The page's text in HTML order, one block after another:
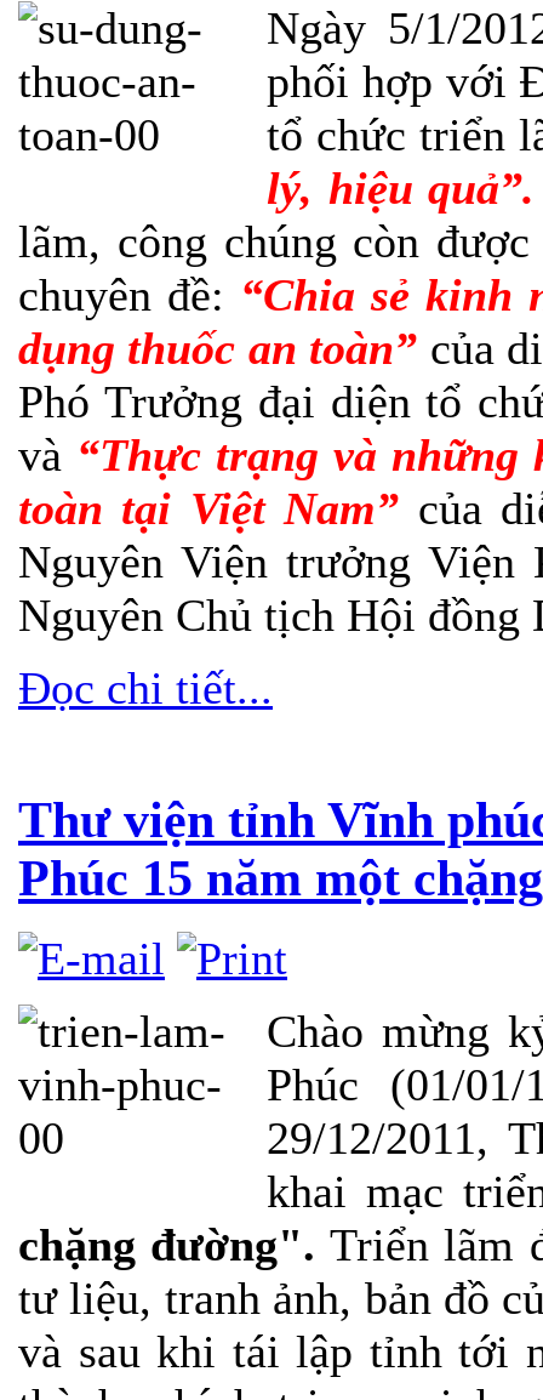
Ngày 5/1/
phối hợp với
tổ chức triển
lý, hiệu quả”.
lãm, công chúng còn
chuyên đề: “Chia sẻ kinh
dụng thuốc an toàn” của
Phó Trưởng đại diện tổ
và “Thực trạng và những
toàn tại Việt Nam” của
Nguyên Viện trưởng Viện
Nguyên Chủ tịch Hội đồng
Đọc chi tiết...
Thư viện tỉnh Vĩnh
Phúc 15 năm một
Chào mừng
Phúc (01/
29/12/2011,
khai mạc
chặng đường". Triển lãm
tư liệu, tranh ảnh, bản đồ
và sau khi tái lập tỉnh tới